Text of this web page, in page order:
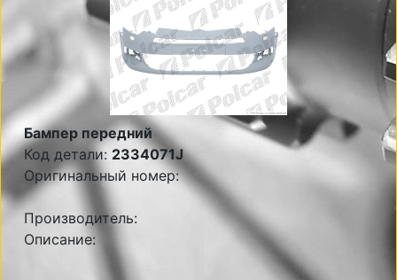
Бампер передний
Код детали: 2334071J
Оригинальный номер:
Производитель:
Описание: